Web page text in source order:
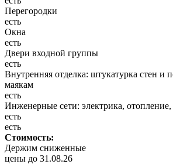
Перегородки
есть
Окна
есть
Двери входной группы
есть
Внутренняя отделка: штукатурка стен и
маякам
есть
Инженерные сети: электрика, отопление,
есть
есть
Стоимость:
Держим сниженные
цены до 31.08.26